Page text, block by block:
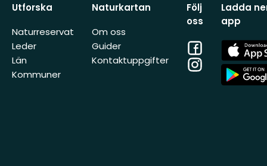
Utforska
Naturreservat
Leder
Län
Kommuner
Naturkartan
Om oss
Guider
Kontaktuppgifter
Följ
oss
Facebook
Instagram
Ladda
app
App
Store
App
Store